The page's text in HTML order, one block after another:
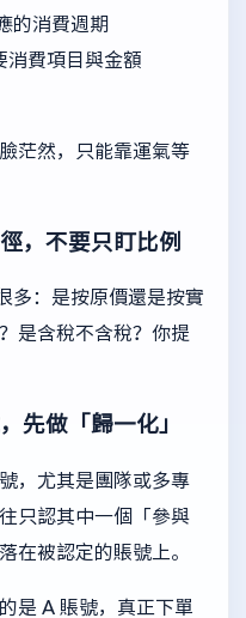
的消費週期
消費項目與金額
茫然，只能靠運氣等
，不要只盯比例
多：是按原價還是按實
是含稅不含稅？你提
先做「歸一化」
，尤其是團隊或多專
只認其中一個「參與
在被認定的賬號上。
是 A 賬號，真正下單